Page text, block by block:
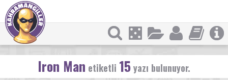
Iron Man etiketli 15yazı bulunuyor.